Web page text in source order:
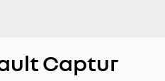
Captur